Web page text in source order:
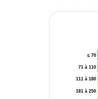
≤ 70
71 à 110
111 à 180
181 à 250